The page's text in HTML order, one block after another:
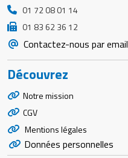
01 72 08 01 14
01 83 62 36 12
Contactez-nous par email
Découvrez
Notre mission
CGV
Mentions légales
Données personnelles